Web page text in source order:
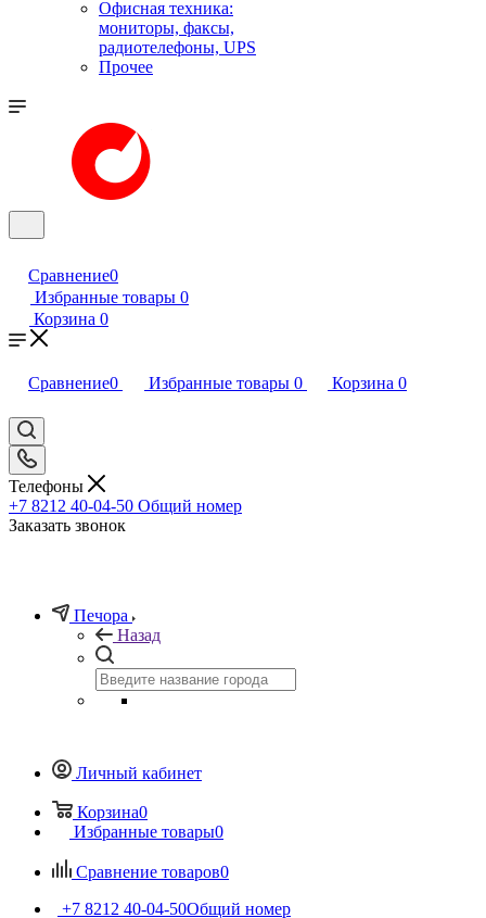
Офисная техника:
мониторы, факсы,
радиотелефоны, UPS
Прочее
Сравнение0
Избранные товары 0
Корзина 0
Сравнение0 Избранные товары 0 Корзина 0
Телефоны
+7 8212 40-04-50 Общий номер
Заказать звонок
Печора
Назад
Личный кабинет
Корзина0
Избранные товары0
Сравнение товаров0
+7 8212 40-04-50Общий номер